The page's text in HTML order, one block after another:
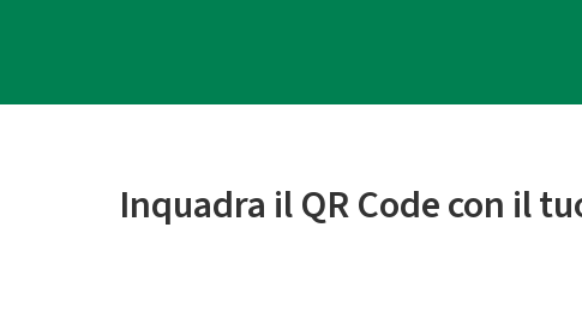
Inquadra il QR Code con il